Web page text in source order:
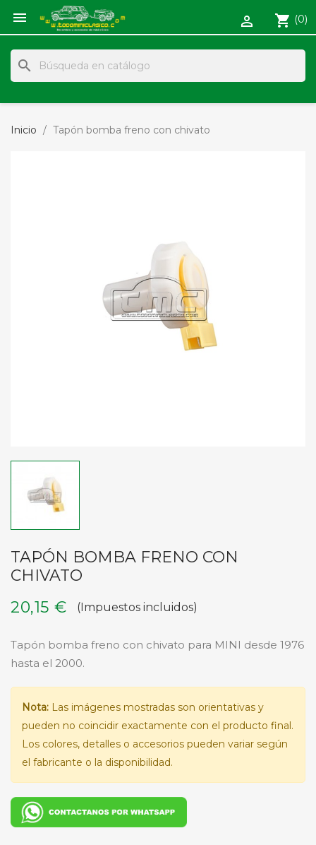
 shopping_cart (0)

search
Inicio Tapón bomba freno con chivato
TAPÓN BOMBA FRENO CON
CHIVATO
20,15 €
(Impuestos incluidos)
Tapón bomba freno con chivato para MINI desde 1976
hasta el 2000.
Nota: Las imágenes mostradas son orientativas y
pueden no coincidir exactamente con el producto final.
Los colores, detalles o accesorios pueden variar según
el fabricante o la disponibilidad.